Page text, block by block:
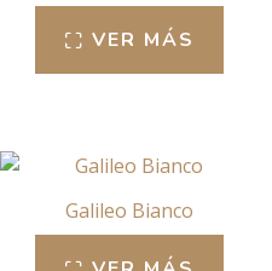
VER MÁS
Galileo Bianco